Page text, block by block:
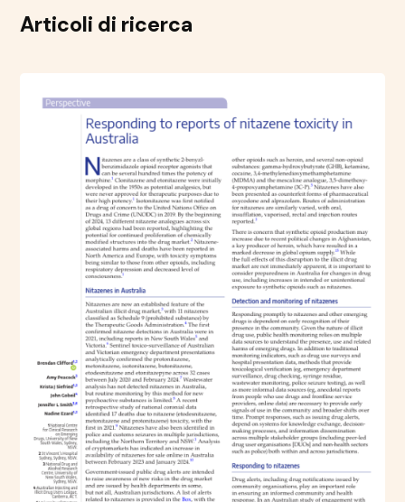
Articoli di ricerca